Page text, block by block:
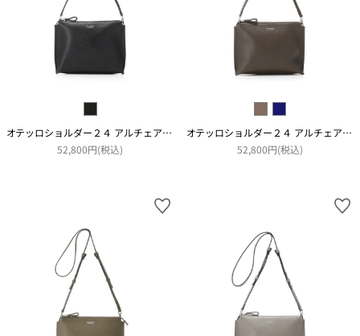
オテッロショルダー２４ アルチェアコピアート
52,800円(税込)
オテッロショルダー２４ アルチェアコピアート
52,800円(税込)